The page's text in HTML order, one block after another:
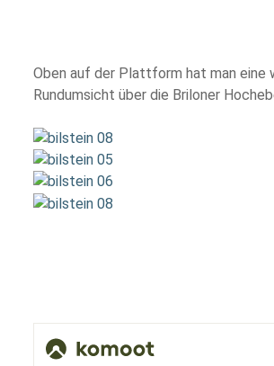
Oben auf der Plattform hat man eine
Rundumsicht über die Briloner